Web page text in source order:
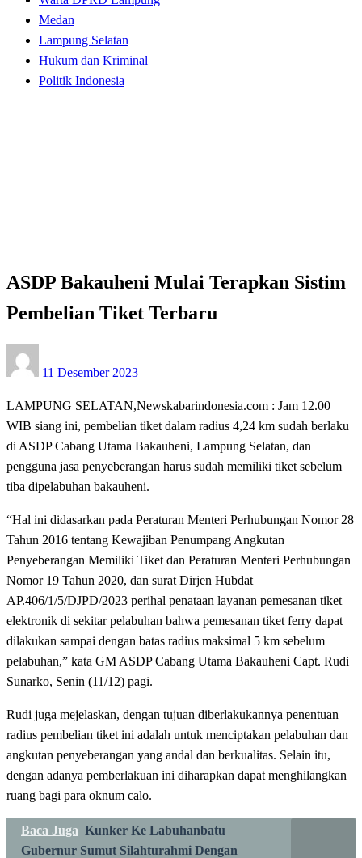
Medan
Lampung Selatan
Hukum dan Kriminal
Politik Indonesia
ASDP Bakauheni Mulai Terapkan Sistim
Pembelian Tiket Terbaru
on
11 Desember 2023
LAMPUNG SELATAN,Newskabarindonesia.com : Jam 12.00
WIB siang ini, pembelian tiket dalam radius 4,24 km sudah berlaku
di ASDP Cabang Utama Bakauheni, Lampung Selatan, dan
pengguna jasa penyeberangan harus sudah memiliki tiket sebelum
tiba dipelabuhan bakauheni.
“Hal ini didasarkan pada Peraturan Menteri Perhubungan Nomor 28
Tahun 2016 tentang Kewajiban Penumpang Angkutan
Penyeberangan Memiliki Tiket dan Peraturan Menteri Perhubungan
Nomor 19 Tahun 2020, dan surat Dirjen Hubdat
AP.406/1/5/DJPD/2023 perihal penataan layanan pemesanan tiket
elektronik di sekitar pelabuhan bahwa pemesanan tiket ferry dapat
dilakukan sampai dengan batas radius maksimal 5 km sebelum
pelabuhan,” kata GM ASDP Cabang Utama Bakauheni Capt. Rudi
Sunarko, Senin (11/12) pagi.
Rudi juga mejelaskan, dengan tujuan diberlakukannya penentuan
radius pembelian tiket ini adalah untuk menciptakan pelabuhan dan
angkutan penyeberangan yang andal dan berkualitas. Selain itu,
dengan adanya pemberlakuan ini diharapkan dapat menghilangkan
ruang bagi para oknum calo.
Baca Juga Kunker Ke Labuhanbatu
Gubernur Sumut Silahturahmi Dengan